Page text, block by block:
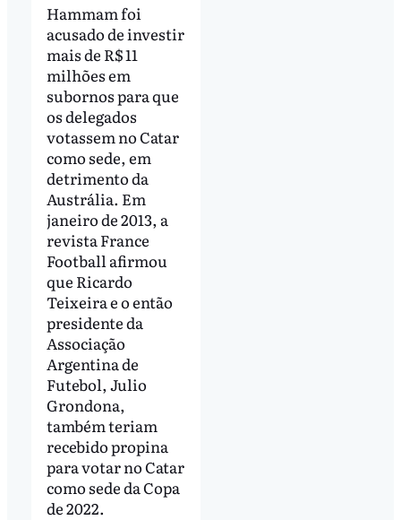
Hammam foi
acusado de investir
mais de R$ 11
milhões em
subornos para que
os delegados
votassem no Catar
como sede, em
detrimento da
Austrália. Em
janeiro de 2013, a
revista France
Football afirmou
que Ricardo
Teixeira e o então
presidente da
Associação
Argentina de
Futebol, Julio
Grondona,
também teriam
recebido propina
para votar no Catar
como sede da Copa
de 2022.